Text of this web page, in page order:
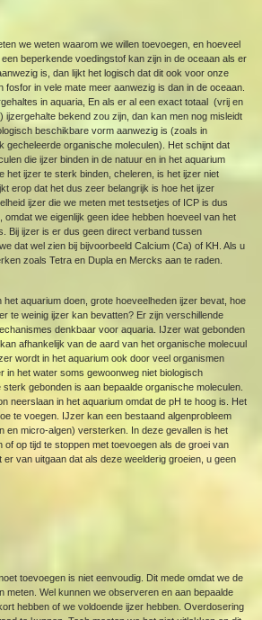
we weten waarom we willen toevoegen, en hoeveel
beperkende voedingstof kan zijn in de oceaan als er
is, dan lijkt het logisch dat dit ook voor onze
fosfor in vele mate meer aanwezig is dan in de oceaan.
in aquaria, En als er al een exact totaal (vrij en
ijzergehalte bekend zou zijn, dan kan men nog misleidt
beschikbare vorm aanwezig is (zoals in
gecheleerde organische moleculen). Het schijnt dat
die ijzer binden in de natuur en in het aquarium
het ijzer te sterk binden, cheleren, is het ijzer niet
erop dat het dus zeer belangrijk is hoe het ijzer
ijzer die we meten met testsetjes of ICP is dus
omdat we eigenlijk geen idee hebben hoeveel van het
Bij ijzer is er dus geen direct verband tussen
dat wel zien bij bijvoorbeeld Calcium (Ca) of KH. Als u
zoals Tetra en Dupla en Mercks aan te raden.
aquarium doen, grote hoeveelheden ijzer bevat, hoe
te weinig ijzer kan bevatten? Er zijn verschillende
denkbaar voor aquaria. IJzer wat gebonden
afhankelijk van de aard van het organische molecuul
wordt in het aquarium ook door veel organismen
in het water soms gewoonweg niet biologisch
gebonden is aan bepaalde organische moleculen.
neerslaan in het aquarium omdat de pH te hoog is. Het
te voegen. IJzer kan een bestaand algenprobleem
en micro-algen) versterken. In deze gevallen is het
of op tijd te stoppen met toevoegen als de groei van
van uitgaan dat als deze weelderig groeien, u geen
toevoegen is niet eenvoudig. Dit mede omdat we de
meten. Wel kunnen we observeren en aan bepaalde
hebben of we voldoende ijzer hebben. Overdosering